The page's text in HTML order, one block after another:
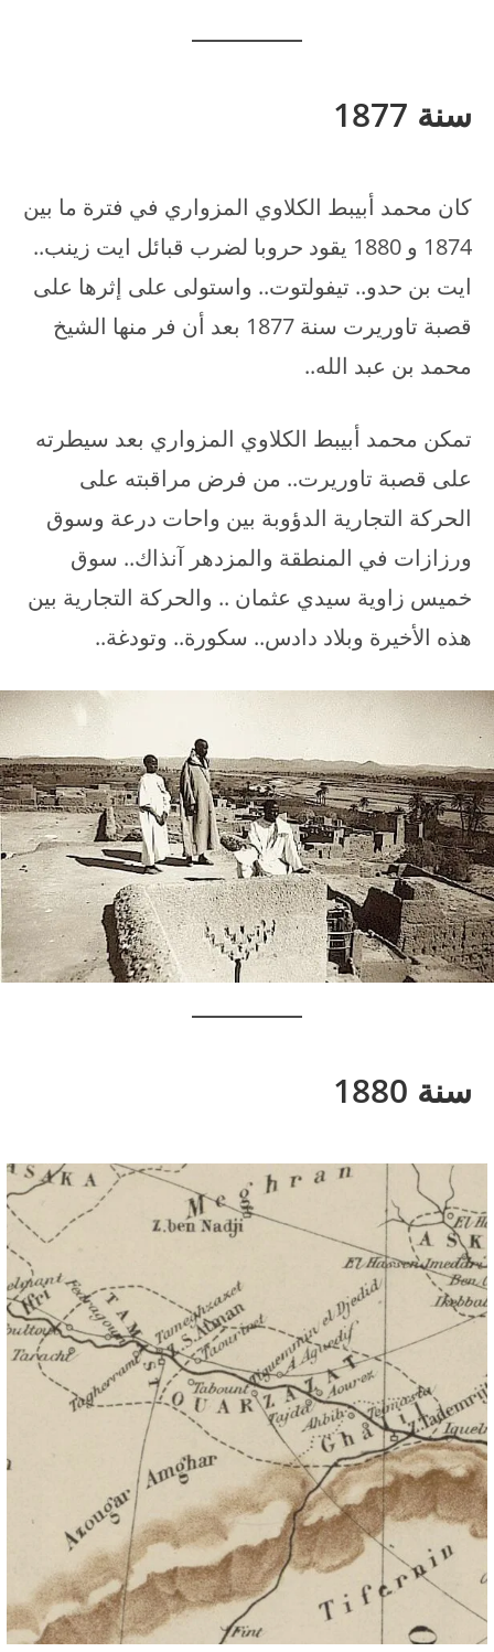
سنة 1877
كان محمد أبيبط الكلاوي المزواري في فترة ما بين
1874 و 1880 يقود حروبا لضرب قبائل ايت زينب..
ايت بن حدو.. تيفولتوت.. واستولى على إثرها على
قصبة تاوريرت سنة 1877 بعد أن فر منها الشيخ
محمد بن عبد الله..
تمكن محمد أبيبط الكلاوي المزواري بعد سيطرته
على قصبة تاوريرت.. من فرض مراقبته على
الحركة التجارية الدؤوبة بين واحات درعة وسوق
ورزازات في المنطقة والمزدهر آنذاك.. سوق
خميس زاوية سيدي عثمان .. والحركة التجارية بين
هذه الأخيرة وبلاد دادس.. سكورة.. وتودغة..
سنة 1880